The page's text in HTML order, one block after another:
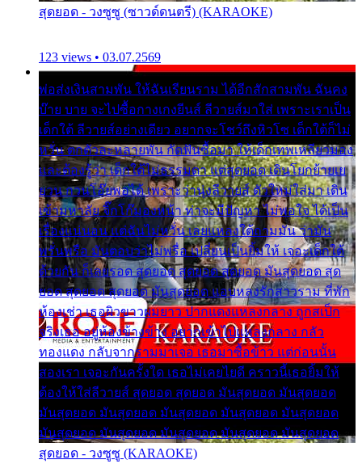
สุดยอด - วงซูซู (ซาวด์ดนตรี) (KARAOKE)
123 views • 03.07.2569
พ่อส่งเงินสามพัน ให้ฉันเรียนราม ได้อีกสักสามพัน ฉันคง
บ๊าย บาย จะไปซื้อกางเกงยีนส์ ลีวายส์มาใส่ เพราะเราเป็น
เด็กใต้ ลีวายส์อย่างเดียว อยากจะโชว์ถึงหิวโซ เด็กใต้ก็ไม่
หวั่น ตกตัวละหลายพัน กัดฟันซื้อมา ให้เด็กเทพเหลียวมอง
และต้องรู้ว่า เด็กใต้ไม่ธรรมดา แต่สุดยอด เดินโยกย้ายเย
ยวน กวนโอ๊ยพอได้ เพราะว่านุ่งลีวายส์ ตัวใหม่ใส่มา เดิน
เข้ามหาลัย จิ๊กโก๊มองหน้า ท่าจะมีปัญหา ไม่พอใจ ได้เป็น
เรื่องแน่นอน แต่ฉันไม่หวั่น เลยแหลงใต้ถามมัน ว่ามัน
พรั่นพรือ มันตอบว่าไม่พรื่อ เปลี่ยนเป็นยิ้มให้ เจอะเด็กใต้
ด้วยกัน ก็เลยรอด สุดยอด สุดยอด สุดยอด มันสุดยอด สุด
ยอด สุดยอด สุดยอด มันสุดยอด แอบหลงรักสาวราม ที่พัก
ห้องเช่า เธอผิวขาวผมยาว ปากแดงแหลงกลาง ถูกสเป็ก
จริงเธอ อยู่ห้องข้างข้าง อยากเข้าไปแหลงกลาง กลัว
ทองแดง กลับจากรามมาเจอ เธอมาซื้อข้าว แต่ก่อนนั้น
สองเรา เจอะกันครั้งใด เธอไม่เคยไยดี คราวนี้เธอยิ้มให้
ต้องให้ใส่ลีวายส์ สุดยอด สุดยอด มันสุดยอด มันสุดยอด
มันสุดยอด มันสุดยอด มันสุดยอด มันสุดยอด มันสุดยอด
มันสุดยอด มันสุดยอด มันสุดยอด มันสุดยอด มันสุดยอด
สุดยอด - วงซูซู (KARAOKE)